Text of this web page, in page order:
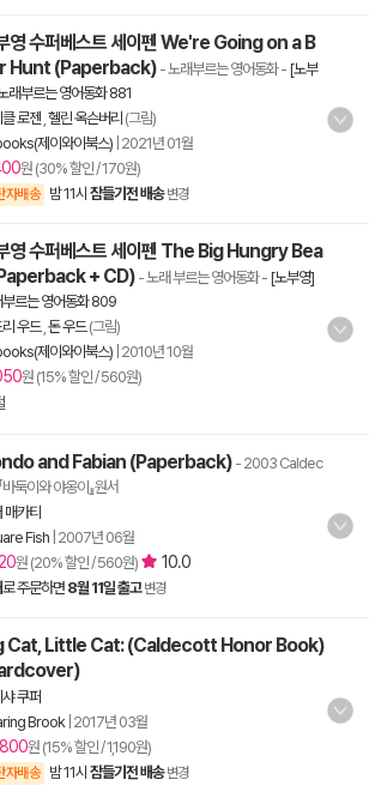
영 수퍼베스트 세이펜 We're Going on a B
Hunt (Paperback) - 노래부르는 영어동화- [노부
래부르는 영어동화 881
로젠 헬린 옥슨버리 (그림)
제이와이북스) 2021년 01월
원 (30% 할인 / 170원)
자배송 밤 11시 잠들기전 배송 변경
영 수퍼베스트 세이펜 The Big Hungry Bea
+ CD)- 노래 부르는 영어동화- [노부영]
르는 영어동화 809
우드, 돈 우드(그림)
제이와이북스) 2010년 10월
원 (15% 할인 / 560원)
and Fabian (Paperback) - 2003 Caldec
바둑이와 야옹이』원서
매카티
Fish 2007년 06월
원 (20% 할인 / 560원) 10.0
로 주문하면 8월 11일 출고 변경
Cat, Little Cat: (Caldecott Honor Book)
쿠퍼
Brook 2017년 03월
원 (15% 할인 / 1,190원)
자배송 밤 11시 잠들기전 배송 변경